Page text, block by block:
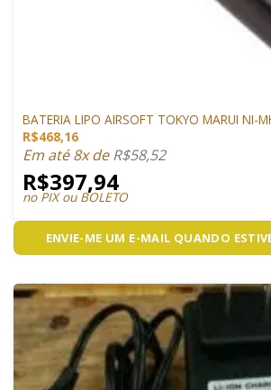
BATERIA LIPO AIRSOFT TOKYO MARUI NI-
R$468,16
Em até 8x deR$58,52
R$397,94
no PIX ou BOLETO
ENVIE-ME UM E-MAIL QUANDO